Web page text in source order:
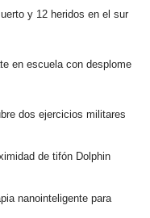
y 12 heridos en el sur
en escuela con desplome
dos ejercicios militares
de tifón Dolphin
nanointeligente para